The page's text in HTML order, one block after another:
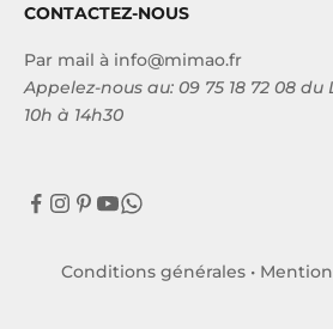
CONTACTEZ-NOUS
Par mail à info@mimao.fr
Appelez-nous au: 09 75 18 72 08 du
10h à 14h30
Conditions générales •